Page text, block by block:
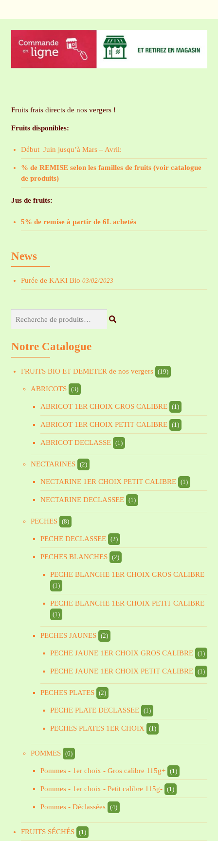
Fruits frais directs de nos vergers !
Fruits disponibles:
Début Juin jusqu’à Mars – Avril:
% de REMISE selon les familles de fruits (voir catalogue
de produits)
Jus de fruits:
5% de remise à partir de 6L achetés
News
Purée de KAKI Bio 03/02/2023
pour :
Notre Catalogue
FRUITS BIO ET DEMETER de nos vergers (19)
ABRICOTS (3)
ABRICOT 1ER CHOIX GROS CALIBRE (1)
ABRICOT 1ER CHOIX PETIT CALIBRE (1)
ABRICOT DECLASSE (1)
NECTARINES (2)
NECTARINE 1ER CHOIX PETIT CALIBRE (1)
NECTARINE DECLASSEE (1)
PECHES (8)
PECHE DECLASSEE (2)
PECHES BLANCHES (2)
PECHE BLANCHE 1ER CHOIX GROS CALIBRE
(1)
PECHE BLANCHE 1ER CHOIX PETIT CALIBRE
(1)
PECHES JAUNES (2)
PECHE JAUNE 1ER CHOIX GROS CALIBRE (1)
PECHE JAUNE 1ER CHOIX PETIT CALIBRE (1)
PECHES PLATES (2)
PECHE PLATE DECLASSEE (1)
PECHES PLATES 1ER CHOIX (1)
POMMES (6)
Pommes - 1er choix - Gros calibre 115g+ (1)
Pommes - 1er choix - Petit calibre 115g- (1)
Pommes - Déclassées (4)
FRUITS SÉCHÉS (1)